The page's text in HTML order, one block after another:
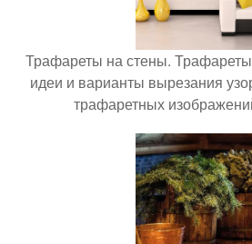
Трафареты на стены.
идеи и варианты вырезания
трафаретных